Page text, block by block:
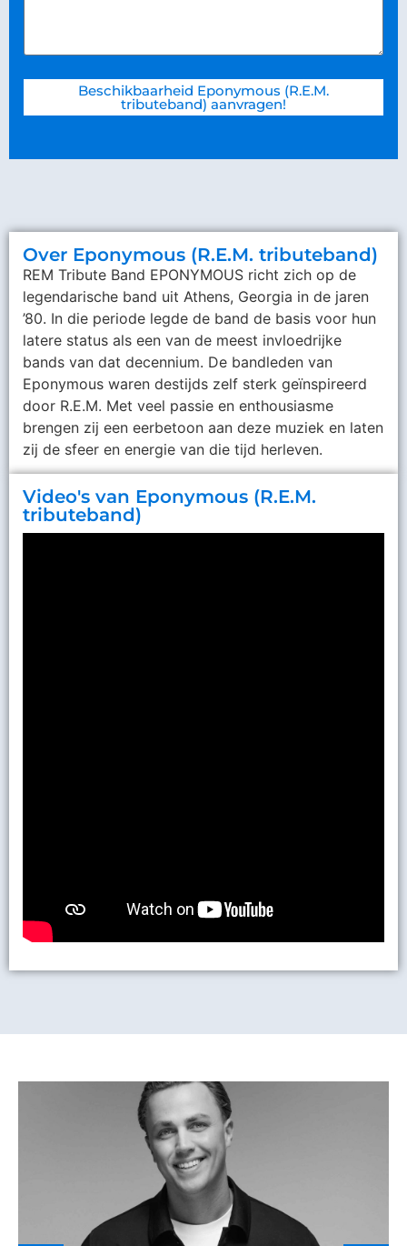
Beschikbaarheid Eponymous (R.E.M.
tributeband) aanvragen!
Over Eponymous (R.E.M. tributeband)
REM Tribute Band EPONYMOUS richt zich op de
legendarische band uit Athens, Georgia in de jaren
’80. In die periode legde de band de basis voor hun
latere status als een van de meest invloedrijke
bands van dat decennium. De bandleden van
Eponymous waren destijds zelf sterk geïnspireerd
door R.E.M. Met veel passie en enthousiasme
brengen zij een eerbetoon aan deze muziek en laten
zij de sfeer en energie van die tijd herleven.
Video's van Eponymous (R.E.M.
tributeband)